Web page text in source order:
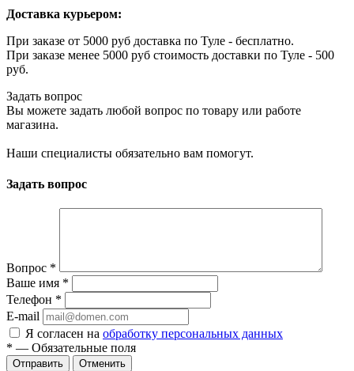
Доставка курьером:
При заказе от 5000 руб доставка по Туле - бесплатно.
При заказе менее 5000 руб стоимость доставки по Туле - 500
руб.
Задать вопрос
Вы можете задать любой вопрос по товару или работе
магазина.
Наши специалисты обязательно вам помогут.
Задать вопрос
Вопрос *
Ваше имя *
Телефон *
E-mail
Я согласен на обработку персональных данных
* — Обязательные поля
Отменить